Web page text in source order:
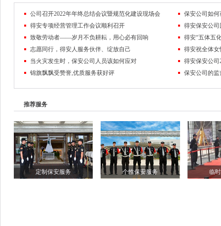
公司召开2022年年终总结会议暨规范化建设现场会
保安公司如
得安专项经营管理工作会议顺利召开
致敬劳动者——岁月不负耕耘，用心必有回响
得安“五体五
志愿同行，得安人服务伙伴、绽放自己
得安祝全体
当火灾发生时，保安公司人员该如何应对
锦旗飘飘受赞誉,优质服务获好评
保安公司的监
推荐服务
定制保安服务 个性保安服务 临